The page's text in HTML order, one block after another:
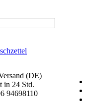
(DE)
in 24 Std.
94698110